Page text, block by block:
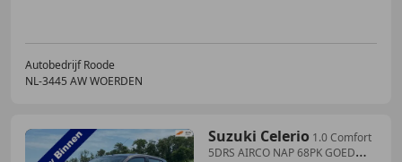
Autobedrijf Roode
NL-3445 AW WOERDEN
Suzuki Celerio 1.0 Comfort
5DRS AIRCO NAP 68PK GOED